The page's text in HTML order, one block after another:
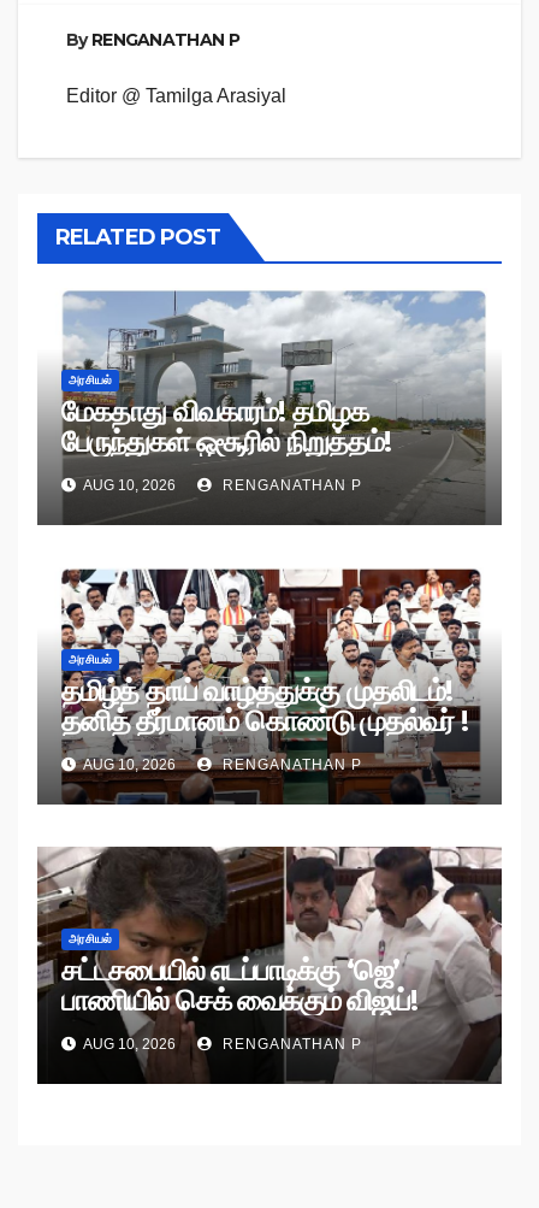
ByRENGANATHAN P
Editor @ Tamilga Arasiyal
RELATED POST
அரசியல்
மேகதாது விவகாரம்! தமிழக
பேருந்துகள் ஒசூரில் நிறுத்தம்!
AUG 10, 2026 RENGANATHAN P
அரசியல்
தமிழ்த் தாய் வாழ்த்துக்கு முதலிடம்!
தனித் தீர்மானம் கொண்டு முதல்வர் !
AUG 10, 2026 RENGANATHAN P
அரசியல்
சட்டசபையில் எடப்பாடிக்கு ‘ஜெ’
பாணியில் செக் வைக்கும் விஜய்!
AUG 10, 2026 RENGANATHAN P